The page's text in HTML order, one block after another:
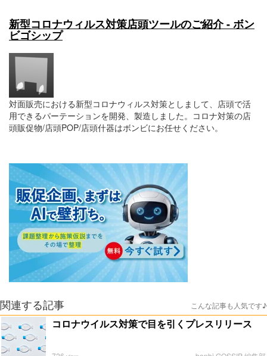
新型コロナウィルス対策店頭ツールのご紹介 - ボン
ビゴシップ
対面販売における新型コロナウィルス対策としまして、店頭で活
用できるパーテーションを開発、製造しました。コロナ対策の店
頭販促物/店頭POP/店頭什器はボンビにお任せください。
関連する記事 こんな記事も人気です♪
コロナウイルス対策で目を引くプレスリリース